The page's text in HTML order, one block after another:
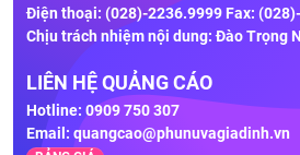
Điện thoại: (028)-2236.9999 Fax:
Chịu trách nhiệm nội dung: Đào Trọng
LIÊN HỆ QUẢNG CÁO
Hotline: 0909 750 307
Email: quangcao@phunuvagiadinh.vn